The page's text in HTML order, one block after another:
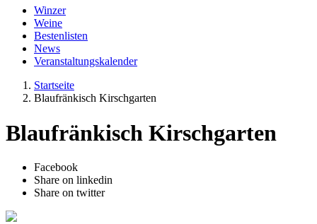
Winzer
Weine
Bestenlisten
News
Veranstaltungskalender
Startseite
Blaufränkisch Kirschgarten
Blaufränkisch Kirschgarten
Facebook
Share on linkedin
Share on twitter